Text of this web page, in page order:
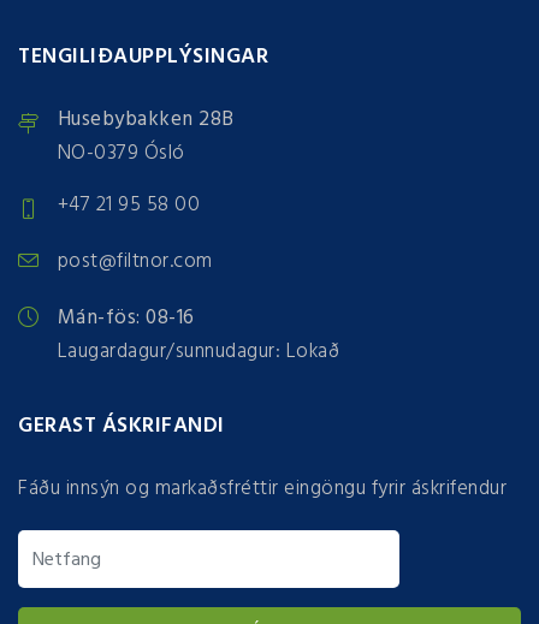
TENGILIÐAUPPLÝSINGAR
Husebybakken 28B
NO-0379 Ósló
+47 21 95 58 00
post@filtnor.com
Mán-fös: 08-16
Laugardagur/sunnudagur: Lokað
GERAST ÁSKRIFANDI
Fáðu innsýn og markaðsfréttir eingöngu fyrir áskrifendur